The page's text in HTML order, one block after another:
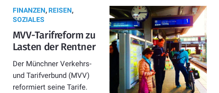
FINANZEN,REISEN,
SOZIALES
MVV-Tarifreform zu
Lasten der Rentner
Der Münchner Verkehrs-
und Tarifverbund (MVV)
reformiert seine Tarife.